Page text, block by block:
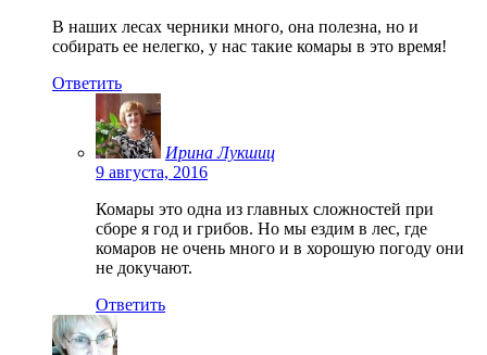
В наших лесах черники много, она полезна, но и
собирать ее нелегко, у нас такие комары в это время!
Ответить
Ирина Лукшиц
9 августа, 2016
Комары это одна из главных сложностей при
сборе я год и грибов. Но мы ездим в лес, где
комаров не очень много и в хорошую погоду они
не докучают.
Ответить